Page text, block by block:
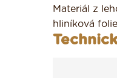
Materiál z
hliníková